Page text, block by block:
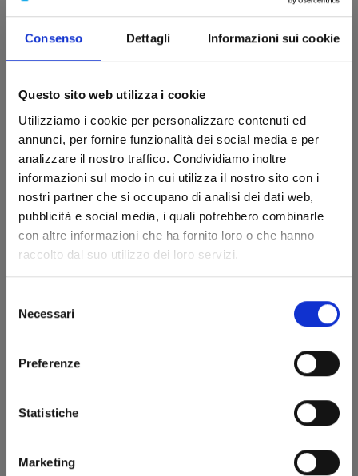
Consenso Dettagli Informazioni sui cookie
Questo sito web utilizza i cookie
Utilizziamo i cookie per personalizzare contenuti ed
annunci, per fornire funzionalità dei social media e per
analizzare il nostro traffico. Condividiamo inoltre
informazioni sul modo in cui utilizza il nostro sito con i
nostri partner che si occupano di analisi dei dati web,
pubblicità e social media, i quali potrebbero combinarle
con altre informazioni che ha fornito loro o che hanno
raccolto dal suo utilizzo dei loro servizi.
delNecessari
Preferenze
Statistiche
Marketing
MARRIAGETOXIN n. 6
03/12/2024
€ 6,50